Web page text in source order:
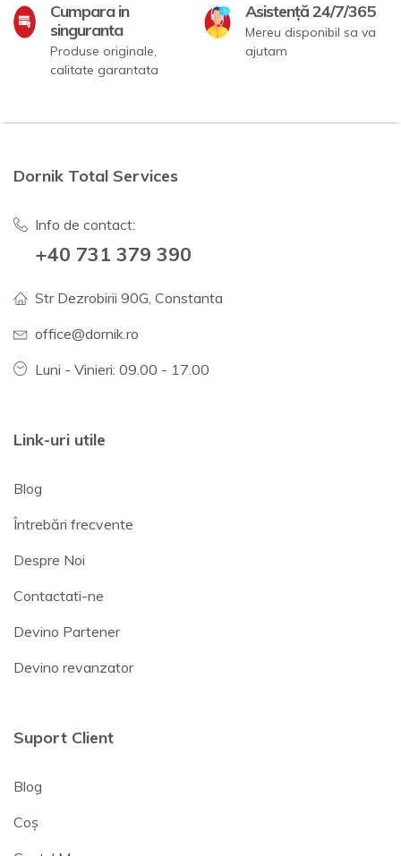
Cumpara in
singuranta
Produse originale,
calitate garantata
Asistență 24/7/365
Mereu disponibil sa va
ajutam
Dornik Total Services
Info de contact:
+40 731 379 390
Str Dezrobirii 90G, Constanta
office@dornik.ro
Luni - Vinieri: 09.00 - 17.00
Link-uri utile
Blog
Întrebări frecvente
Despre Noi
Contactati-ne
Devino Partener
Devino revanzator
Suport Client
Blog
Coș